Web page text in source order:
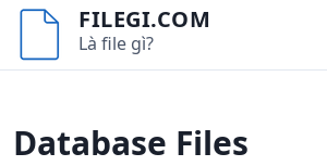
i
FILEGI.COM
Là file gì?
Database Files